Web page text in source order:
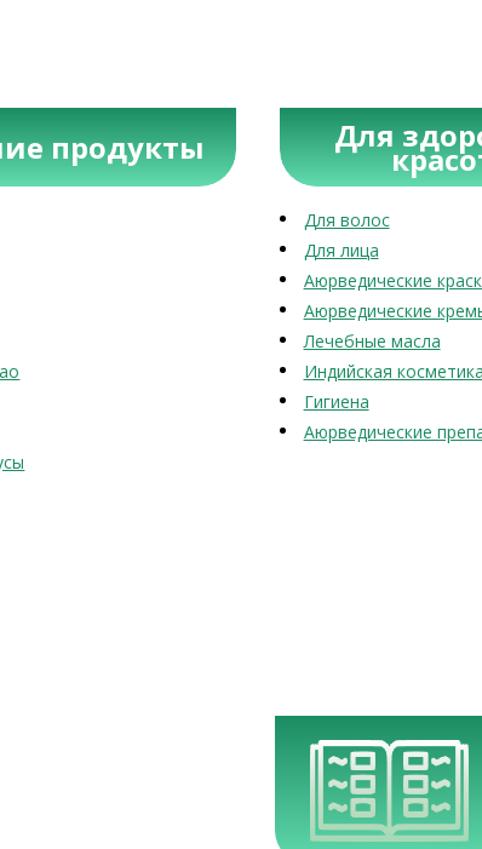
продукты Для
Для волос
Для лица
Аюрведические
Аюрведические
Лечебные масла
Индийская косметика
Гигиена
Аюрведические